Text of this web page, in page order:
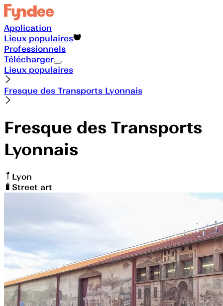
Application
Lieux populaires
Professionnels
Télécharger
Lieux populaires
Fresque des Transports Lyonnais
Fresque des Transports
Lyonnais
Lyon
Street art